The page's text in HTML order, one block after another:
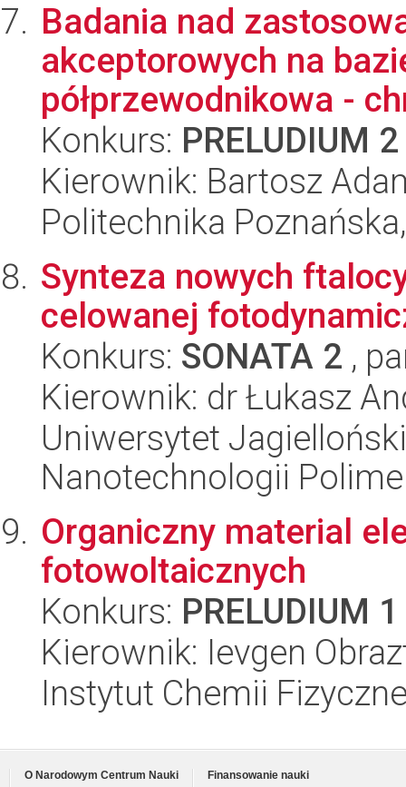
Badania nad
akceptorowych na
półprzewodnikowa -
Konkurs: PRELUDIUM 2
Kierownik: Bartosz
Politechnika
Synteza nowych
celowanej
Konkurs: SONATA 2 ,
Kierownik: dr Łukasz
Uniwersytet
Nanotechnologii
Organiczny material
fotowoltaicznych
Konkurs: PRELUDIUM 1
Kierownik: Ievgen
Instytut Chemii
O Narodowym Centrum Nauki
Finansowanie nauki